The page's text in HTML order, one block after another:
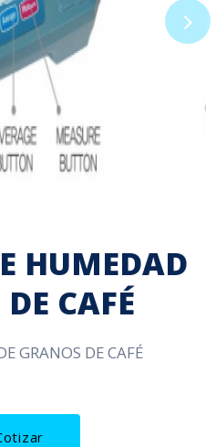
HUMEDAD
CAFÉ
GRANOS DE CAFÉ